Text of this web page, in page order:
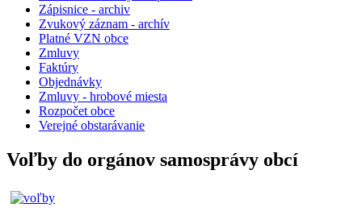
Zápisnice - archiv
Zvukový záznam - archív
Platné VZN obce
Zmluvy
Faktúry
Objednávky
Zmluvy - hrobové miesta
Rozpočet obce
Verejné obstarávanie
Voľby do orgánov samosprávy obcí